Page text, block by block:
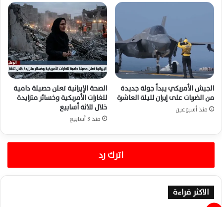
الجيش الأمريكي يبدأ جولة جديدة
من الضربات على إيران لليلة العاشرة
منذ أسبوعين
الصحة الإيرانية تعلن حصيلة دامية
للغارات الأمريكية وخسائر متزايدة
خلال ثلاثة أسابيع
منذ 3 أسابيع
اترك رد
الاكثر قراءة